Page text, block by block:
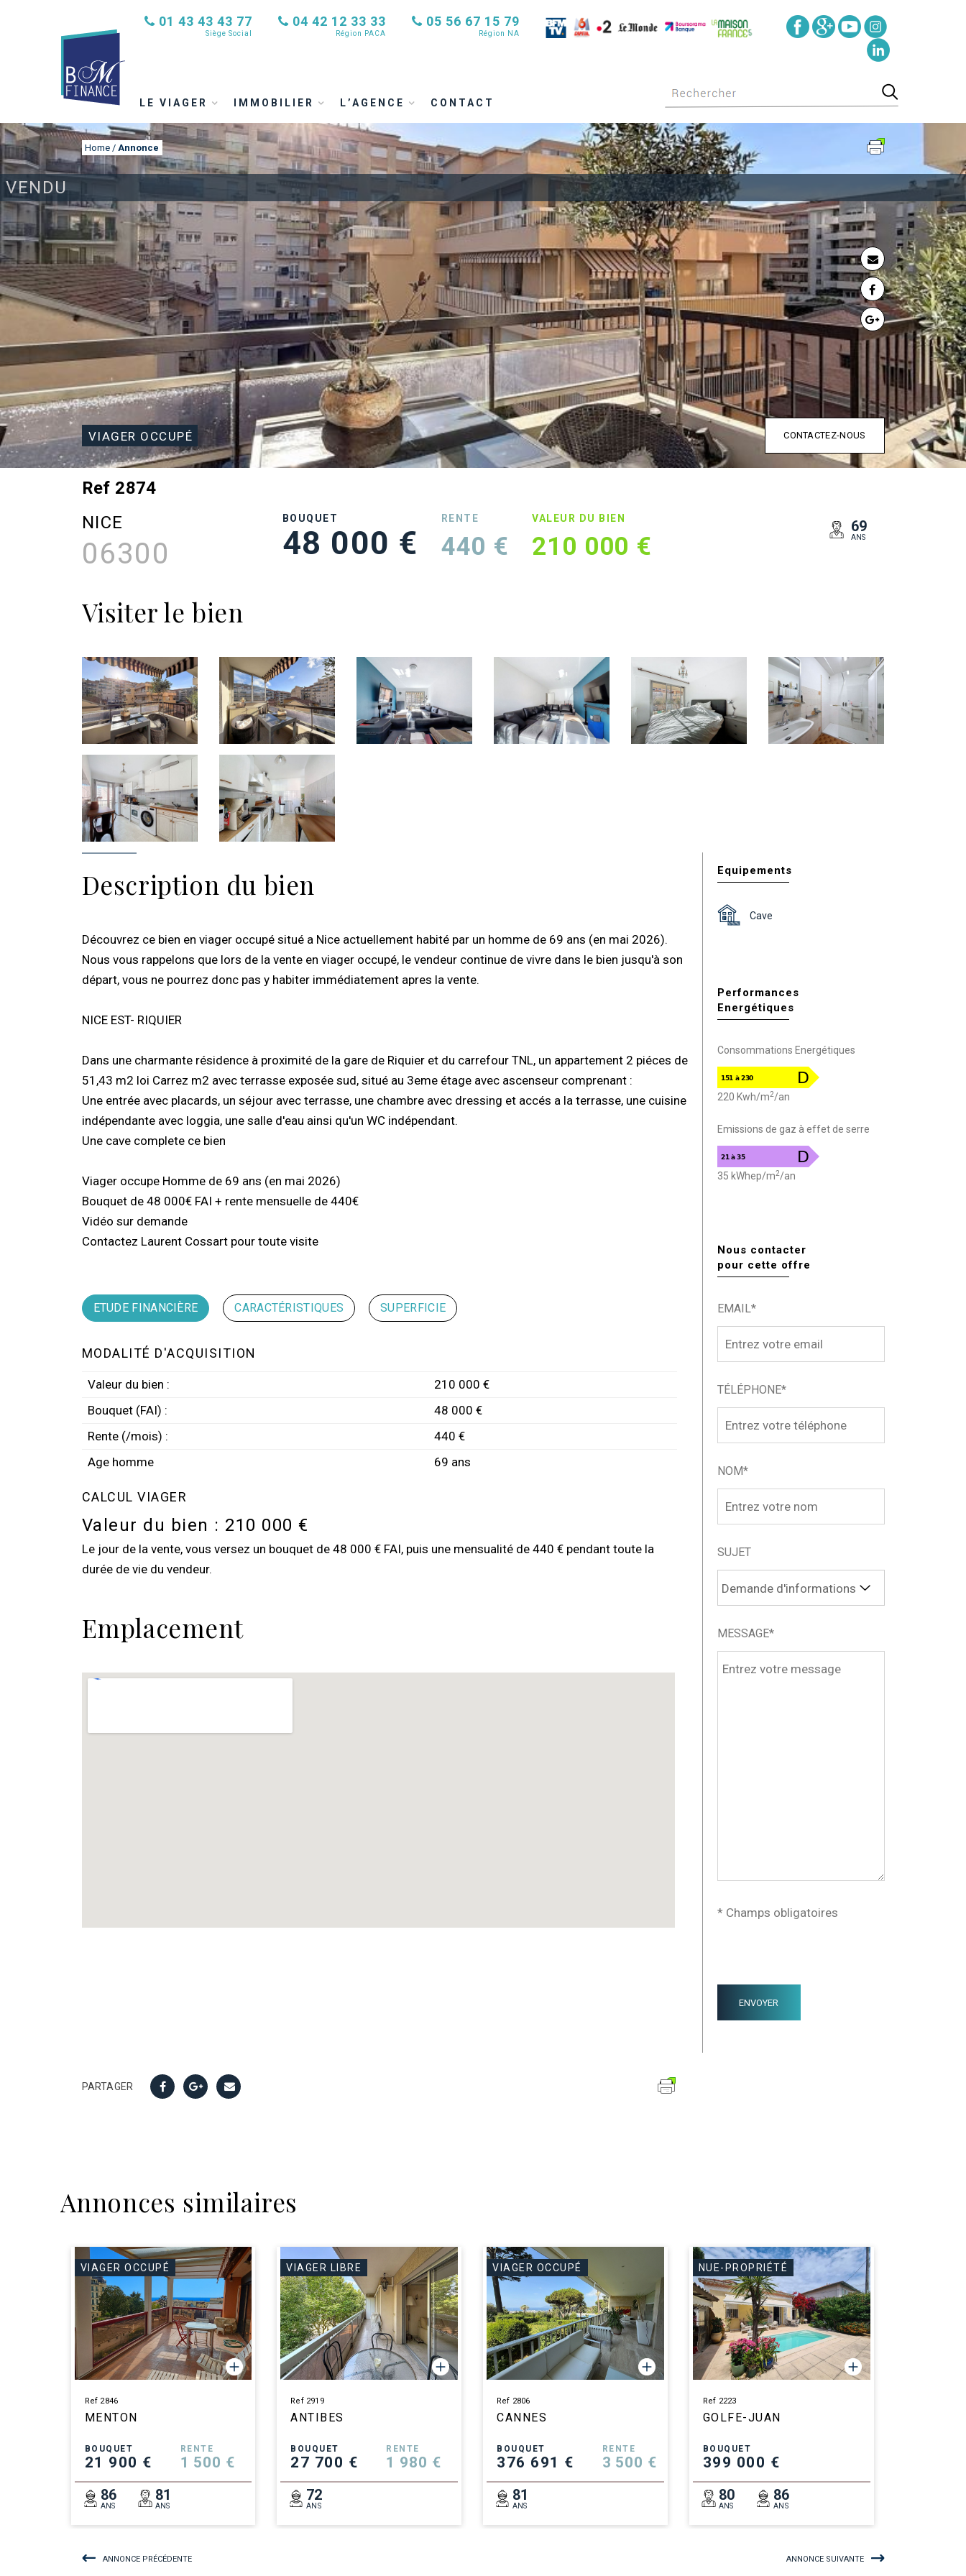
01 43 43 43 77
Siège Social
04 42 12 33 33
Région PACA
05 56 67 15 79
Région NA
LE VIAGER IMMOBILIER L’AGENCE CONTACT
VENDU
Home / Annonce
ANNONCE
VIAGER OCCUPÉ CONTACTEZ-NOUS
Ref 2874
NICE
06300
BOUQUET
48 000 €
RENTE
440 €
VALEUR DU BIEN
210 000 €
69
ANS
Visiter le bien
Description du bien
Découvrez ce bien en viager occupé situé a Nice actuellement habité par un homme de 69 ans (en mai 2026).
Nous vous rappelons que lors de la vente en viager occupé, le vendeur continue de vivre dans le bien jusqu'à son
départ, vous ne pourrez donc pas y habiter immédiatement apres la vente.
NICE EST- RIQUIER
Dans une charmante résidence à proximité de la gare de Riquier et du carrefour TNL, un appartement 2 piéces de
51,43 m2 loi Carrez m2 avec terrasse exposée sud, situé au 3eme étage avec ascenseur comprenant :
Une entrée avec placards, un séjour avec terrasse, une chambre avec dressing et accés a la terrasse, une cuisine
indépendante avec loggia, une salle d'eau ainsi qu'un WC indépendant.
Une cave complete ce bien
Viager occupe Homme de 69 ans (en mai 2026)
Bouquet de 48 000€ FAI + rente mensuelle de 440€
Vidéo sur demande
Contactez Laurent Cossart pour toute visite
ETUDE FINANCIÈRE CARACTÉRISTIQUES SUPERFICIE
MODALITÉ D'ACQUISITION
Valeur du bien :
210 000 €
Bouquet (FAI) :
48 000 €
Rente (/mois) :
440 €
Age homme
69 ans
CALCUL VIAGER
Valeur du bien : 210 000 €
Le jour de la vente, vous versez un bouquet de 48 000 € FAI, puis une mensualité de 440 € pendant toute la
durée de vie du vendeur.
Emplacement
Equipements
Cave
Performances
Energétiques
Consommations Energétiques
220 Kwh/m2/an
Emissions de gaz à effet de serre
35 kWhep/m2/an
Nous contacter
pour cette offre
EMAIL*
TÉLÉPHONE*
NOM*
SUJET
MESSAGE*
* Champs obligatoires
PARTAGER
Annonces similaires
VIAGER OCCUPÉ
Ref 2846
MENTON
BOUQUET
21 900 €
RENTE
1 500 €
86
ANS
81
ANS
VIAGER LIBRE
Ref 2919
ANTIBES
BOUQUET
27 700 €
RENTE
1 980 €
72
ANS
VIAGER OCCUPÉ
Ref 2806
CANNES
BOUQUET
376 691 €
RENTE
3 500 €
81
ANS
NUE-PROPRIÉTÉ
Ref 2223
GOLFE-JUAN
BOUQUET
399 000 €
80
ANS
86
ANS
ANNONCE PRÉCÉDENTE ANNONCE SUIVANTE